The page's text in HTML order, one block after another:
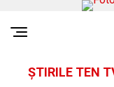
ȘTIRILE TEN